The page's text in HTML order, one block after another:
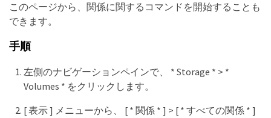
このページから、関係に関するコマンドを開始することも
できます。
手順
左側のナビゲーションペインで、 * Storage * > *
Volumes * をクリックします。
[ 表示 ] メニューから、 [ * 関係 * ] > [ * すべての関係 * ]